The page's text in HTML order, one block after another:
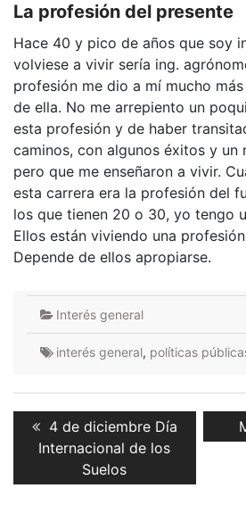
La profesión del presente
Hace 40 y pico de años que soy
volviese a vivir sería ing.
profesión me dio a mí mucho
de ella. No me arrepiento un
esta profesión y de haber
caminos, con algunos éxitos y un
pero que me enseñaron a vivir.
esta carrera era la profesión del
los que tienen 20 o 30, yo tengo
Ellos están viviendo una
Depende de ellos apropiarse.
Interés general
interés general, políticas
Navegación
de
entradas
Previous
post:
4 de diciembre Día
Internacional de los
Suelos